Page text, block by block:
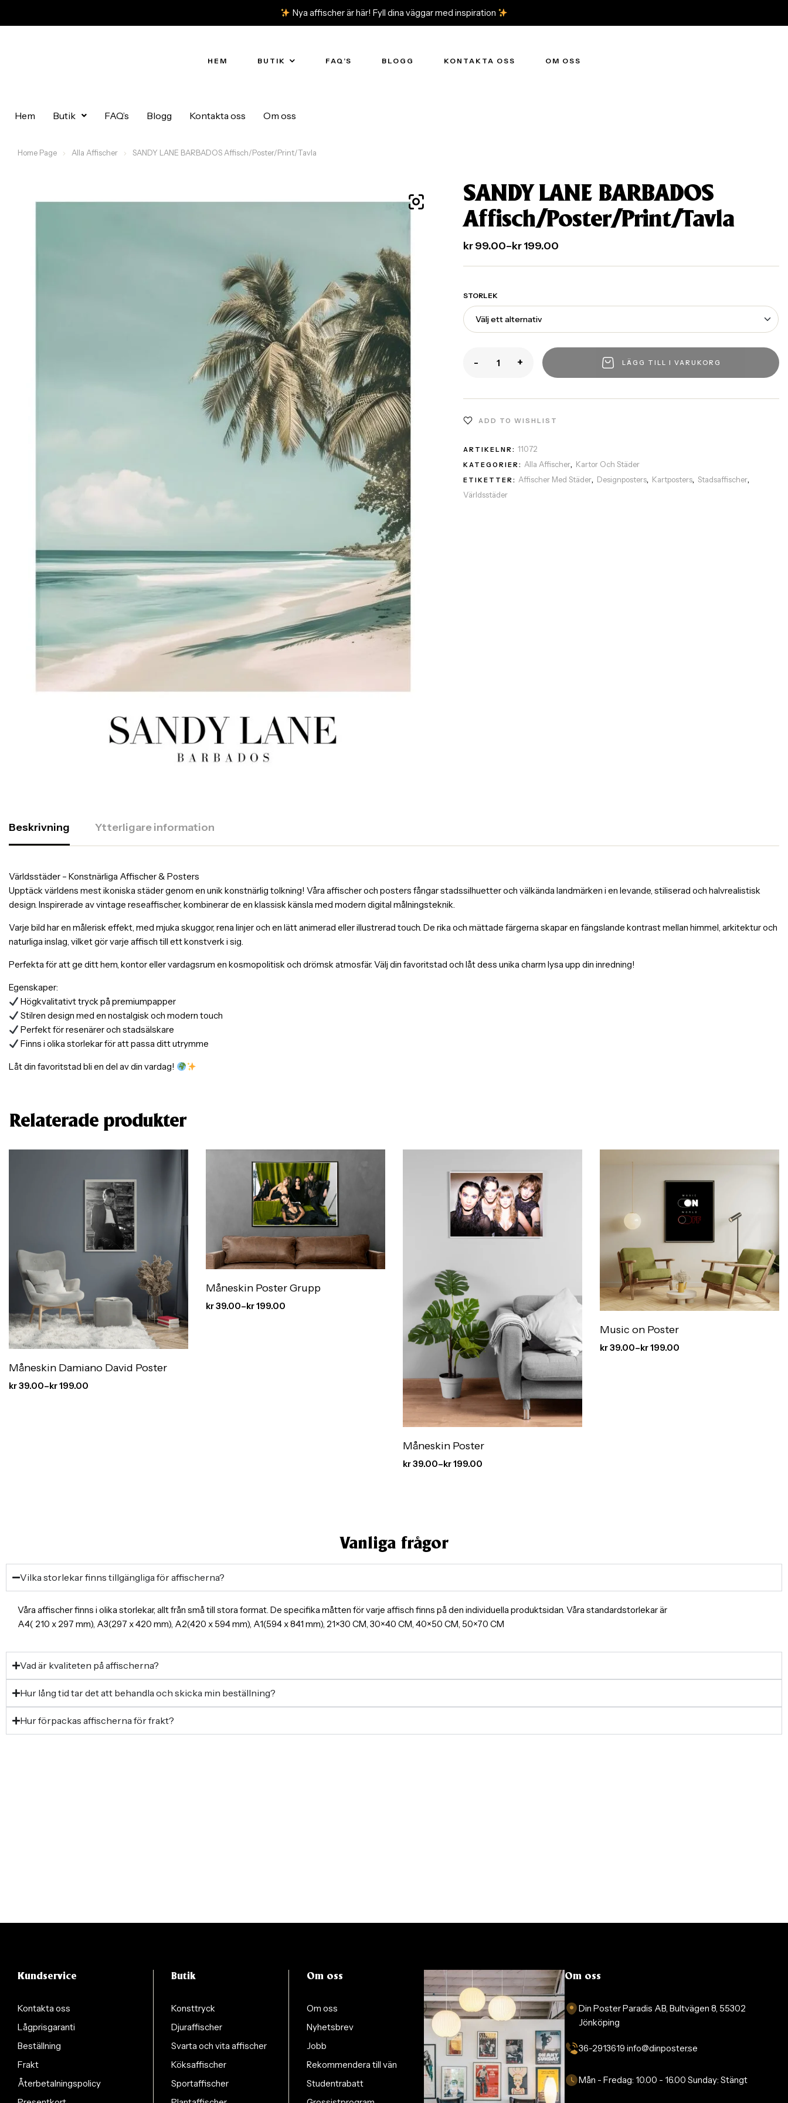
Nya affischer är här! Fyll dina väggar med inspiration
HEM BUTIK FAQ’S BLOGG KONTAKTA OSS OM OSS
Hem Butik FAQ’s Blogg Kontakta oss Om oss
Home Page Alla Affischer SANDY LANE BARBADOS Affisch/Poster/Print/Tavla
SANDY LANE BARBADOS
Affisch/Poster/Print/Tavla
kr99.00–kr199.00
STORLEK
- + LÄGG TILL I VARUKORG
ADD TO WISHLIST
ARTIKELNR:11072
KATEGORIER:Alla Affischer, Kartor Och Städer
ETIKETTER:Affischer Med Städer, Designposters, Kartposters,Stadsaffischer,
Världsstäder
Beskrivning Ytterligare information
Världsstäder – Konstnärliga Affischer & Posters
Upptäck världens mest ikoniska städer genom en unik konstnärlig tolkning! Våra affischer och posters fångar stadssilhuetter och välkända landmärken i en levande, stiliserad och halvrealistisk
design. Inspirerade av vintage reseaffischer, kombinerar de en klassisk känsla med modern digital målningsteknik.
Varje bild har en målerisk effekt, med mjuka skuggor, rena linjer och en lätt animerad eller illustrerad touch. De rika och mättade färgerna skapar en fängslande kontrast mellan himmel, arkitektur och
naturliga inslag, vilket gör varje affisch till ett konstverk i sig.
Perfekta för att ge ditt hem, kontor eller vardagsrum en kosmopolitisk och drömsk atmosfär. Välj din favoritstad och låt dess unika charm lysa upp din inredning!
Egenskaper:
Högkvalitativt tryck på premiumpapper
Stilren design med en nostalgisk och modern touch
Perfekt för resenärer och stadsälskare
Finns i olika storlekar för att passa ditt utrymme
Låt din favoritstad bli en del av din vardag!
Relaterade produkter
Måneskin Damiano David Poster
kr39.00–kr199.00
Måneskin Poster Grupp
kr39.00–kr199.00
Måneskin Poster
kr39.00–kr199.00
Music on Poster
kr39.00–kr199.00
Vanliga frågor
Vilka storlekar finns tillgängliga för affischerna?
Våra affischer finns i olika storlekar, allt från små till stora format. De specifika måtten för varje affisch finns på den individuella produktsidan. Våra standardstorlekar är
A4( 210 x 297 mm), A3(297 x 420 mm), A2(420 x 594 mm), A1(594 x 841 mm), 21×30 CM, 30×40 CM, 40×50 CM, 50×70 CM
Vad är kvaliteten på affischerna?
Hur lång tid tar det att behandla och skicka min beställning?
Hur förpackas affischerna för frakt?
Kundservice
Kontakta oss
Lågprisgaranti
Beställning
Frakt
Återbetalningspolicy
Butik
Konsttryck
Djuraffischer
Svarta och vita affischer
Köksaffischer
Sportaffischer
Om oss
Om oss
Nyhetsbrev
Jobb
Rekommendera till vän
Studentrabatt
Om oss
Din Poster Paradis AB, Bultvägen 8, 55302
Jönköping
36-2913619 info@dinposter.se​
Mån - Fredag:10.00 - 16.00Sunday:Stängt